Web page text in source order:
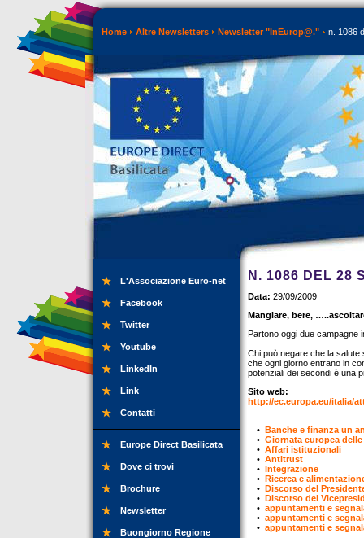
Home Altre Newsletters Newsletter "InEurop@." n. 1086
L'Associazione Euro-net
Facebook
Twitter
Youtube
LinkedIn
Link
Contatti
Europe Direct Basilicata
Dove ci trovi
Brochure
Newsletter
Buongiorno Regione
N. 1086 DEL 28
Data: 29/09/2009
Mangiare, bere,
Partono oggi due campagne
Chi può negare che la salute
che ogni giorno entrano in
potenziali dei secondi è una
Sito web:
http://ec.europa.eu/italia/
• Banche e finanza un
• Giornata europea
• Affari istituzionali
• Antitrust
• Integrazione
• Ricerca e
• Discorso del
• Discorso del
• appuntamenti e
• appuntamenti e
• appuntamenti e